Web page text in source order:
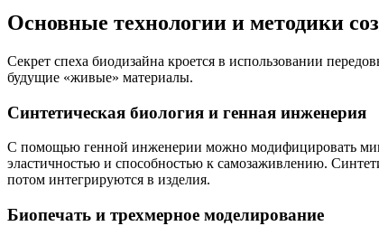
Основные технологии и методики
Секрет спеха биодизайна кроется в использовании
будущие «живые» материалы.
Синтетическая биология и генная инженерия
С помощью генной инженерии можно модифицировать
эластичностью и способностью к самозаживлению.
потом интегрируются в изделия.
Биопечать и трехмерное моделирование